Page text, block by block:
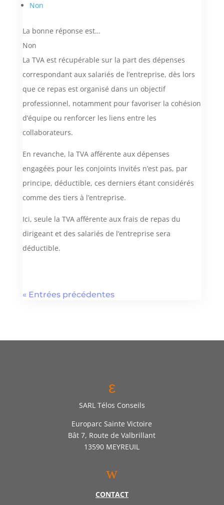
Non
La bonne réponse est…
Non
La TVA est récupérable sur la part des dépenses
correspondant aux salariés de l’entreprise, dès lors
que ce repas est organisé dans un objectif
professionnel, notamment pour favoriser la cohésion
d’équipe ou renforcer les liens entre les
collaborateurs.
En revanche, la TVA afférente aux dépenses
engagées pour les conjoints invités n’est pas, par
principe, déductible, ces derniers étant considérés
comme des tiers à l’entreprise.
Ici, seule la TVA afférente aux frais de repas du
dirigeant et des salariés de l’entreprise sera
déductible.
« Entrées précédentes
ε
SARL Télos Conseils
Europarc Sainte Victoire
Bât 7, Route de Valbrillant
13590 MEYREUIL
w
CONTACT